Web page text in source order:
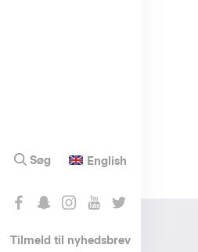
English
Tilmeld til nyhedsbrev
Søg